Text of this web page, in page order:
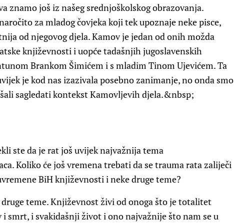
znamo još iz našeg srednjoškolskog obrazovanja.
za mladog čovjeka koji tek upoznaje neke pisce,
od njegovog djela. Kamov je jedan od onih možda
književnosti i uopće tadašnjih jugoslavenskih
Brankom Šimićem i s mladim Tinom Ujevićem. Ta
je kod nas izazivala posebno zanimanje, no onda smo
sagledati kontekst Kamovljevih djela.&nbsp;
ste da je rat još uvijek najvažnija tema
Koliko će još vremena trebati da se trauma rata zaliječi
BiH književnosti i neke druge teme?
teme. Književnost živi od onoga što je totalitet
smrt, i svakidašnji život i ono najvažnije što nam se u